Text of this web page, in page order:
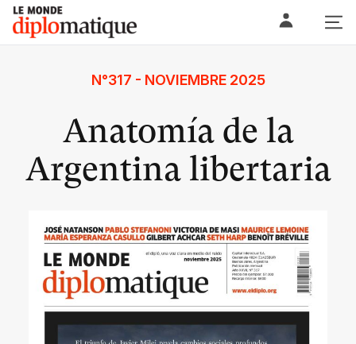
Skip
content
Le monde diplomatique
N°317 - NOVIEMBRE 2025
Anatomía de la
Argentina libertaria